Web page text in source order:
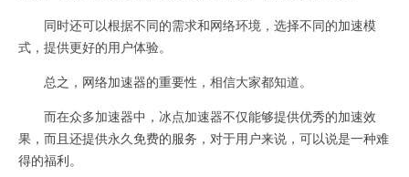
同时还可以根据不同的需求和网络环境，选择不同的加速模
式，提供更好的用户体验。
总之，网络加速器的重要性，相信大家都知道。
而在众多加速器中，冰点加速器不仅能够提供优秀的加速效
果，而且还提供永久免费的服务，对于用户来说，可以说是一种难
得的福利。